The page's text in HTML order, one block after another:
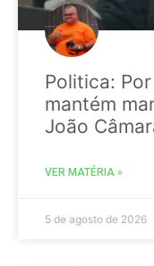
Politica:
mantém
João
VER MATÉRIA »
5 de agosto de 2026